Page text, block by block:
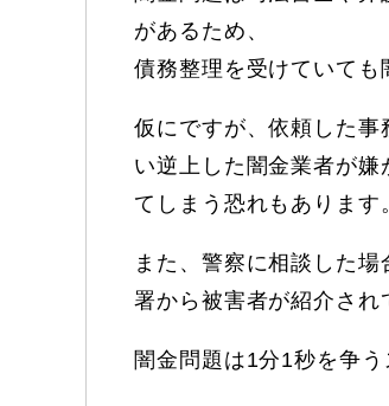
があるため、
債務整理を受けていても
仮にですが、依頼した事
い逆上した闇金業者が
てしまう恐れもあります
また、警察に相談した
署から被害者が紹介され
闇金問題は1分1秒を争う